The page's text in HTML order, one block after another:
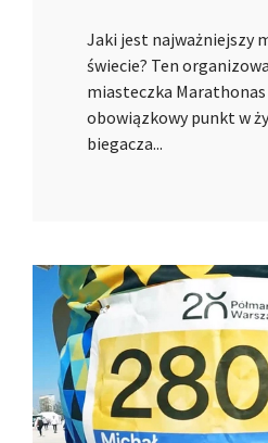
Jaki jest najważniejszy
świecie? Ten
miasteczka Marathonas
obowiązkowy punkt w
biegacza...